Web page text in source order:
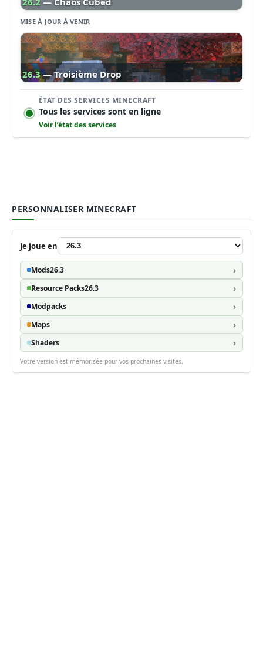
MISE À JOUR À VENIR
26.3 — Troisième Drop
ÉTAT DES SERVICES MINECRAFT
Tous les services sont en ligne
Voir l’état des services
PERSONNALISER MINECRAFT
Je joue en
Mods26.3
Resource Packs26.3
Modpacks
Maps
Shaders
Votre version est mémorisée pour vos prochaines visites.